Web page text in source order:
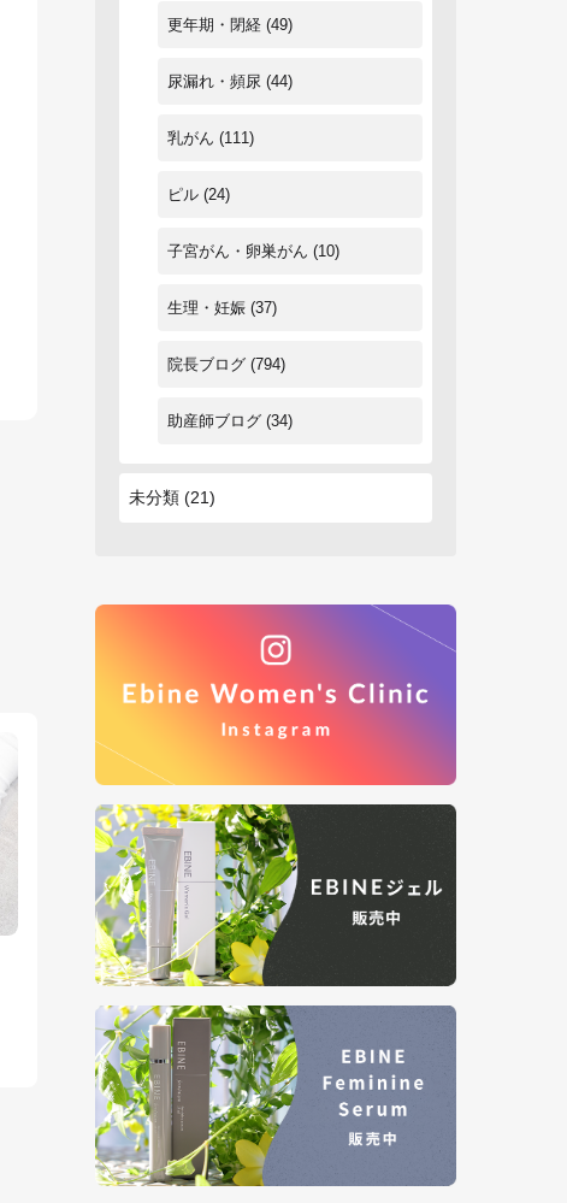
更年期・閉経 (49)
尿漏れ・頻尿 (44)
乳がん (111)
ピル (24)
子宮がん・卵巣がん (10)
生理・妊娠 (37)
院長ブログ (794)
助産師ブログ (34)
未分類 (21)